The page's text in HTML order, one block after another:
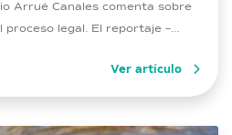
Arrué Canales comenta sobre
proceso legal. El reportaje –
Ver artículo